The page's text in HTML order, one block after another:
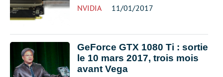
NVIDIA 11/01/2017
GeForce GTX 1080 Ti : sortie
le 10 mars 2017, trois mois
avant Vega